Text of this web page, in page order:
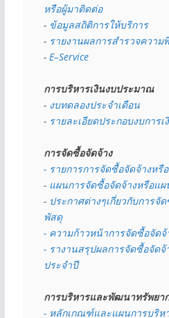
หรือผู้มาติดต่อ
- ข้อมูลสถิติการให้บริการ
- รายงานผลการสำรวจความ
- E–Service
การบริหารเงินงบประมาณ
- งบทดลองประจำเดือน
- รายละเอียดประกอบงบการเ
การจัดซื้อจัดจ้าง
- รายการการจัดซื้อจัดจ้างหรื
- แผนการจัดซื้อจัดจ้างหรือแ
- ประกาศต่างๆเกี่ยวกับการจั
พัสดุ
- ความก้าวหน้าการจัดซื้อจัด
- รางานสรุปผลการจัดซื้อจัด
ประจำปี
การบริหารและพัฒนาทรัพยา
- หลักเกณฑ์และแผนการบริ